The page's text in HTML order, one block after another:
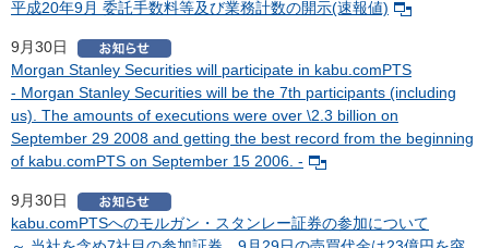
平成20年9月 委託手数料等及び業務計数の開示(速報値)
9月30日
Morgan Stanley Securities will participate in kabu.comPTS
- Morgan Stanley Securities will be the 7th participants (including
us). The amounts of executions were over \2.3 billion on
September 29 2008 and getting the best record from the beginning
of kabu.comPTS on September 15 2006. -
9月30日
kabu.comPTSへのモルガン・スタンレー証券の参加について